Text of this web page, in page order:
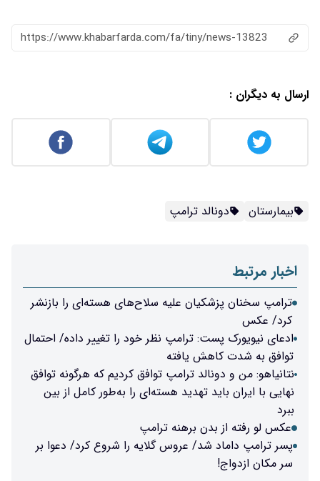
https://www.khabarfarda.com/fa/tiny/news-13823
ارسال به دیگران :
بیمارستان دونالد ترامپ
اخبار مرتبط
ترامپ سخنان پزشکیان علیه سلاح‌های هسته‌ای را بازنشر
کرد/ عکس
ادعای نیویورک پست: ترامپ نظر خود را تغییر داده/ احتمال
توافق به شدت کاهش یافته
نتانیاهو: من و دونالد ترامپ توافق کردیم که هرگونه توافق
نهایی با ایران باید تهدید هسته‌ای را به‌طور کامل از بین
ببرد
عکس لو رفته از بدن برهنه ترامپ
پسر ترامپ داماد شد/ عروس گلایه را شروع کرد/ دعوا بر
سر مکان ازدواج!